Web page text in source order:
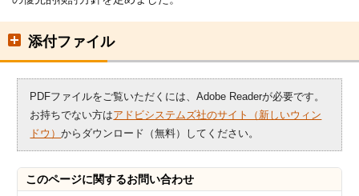
添付ファイル
PDFファイルをご覧いただくには、Adobe Readerが必要です。
お持ちでない方はアドビシステムズ社のサイト（新しいウィン
ドウ）からダウンロード（無料）してください。
このページに関するお問い合わせ